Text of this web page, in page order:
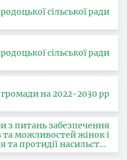
сільської ради
сільської ради
на 2022-2030 рр
з питань забезпечення
та можливостей жінок і
та протидії насильству
здійснення заходів,